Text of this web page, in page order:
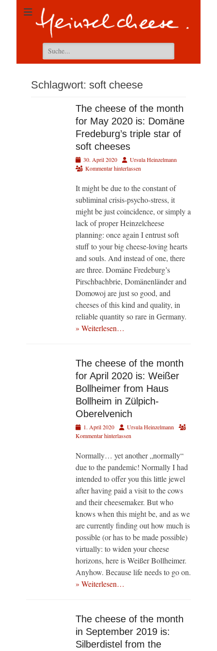
Suchen
nach:
Schlagwort: soft cheese
The cheese of the month
for May 2020 is: Domäne
Fredeburg’s triple star of
soft cheeses
Veröffentlicht
am
30. April 2020 AutorUrsula Heinzelmann
Kommentar hinterlassen
It might be due to the constant of
subliminal crisis-psycho-stress, it
might be just coincidence, or simply a
lack of proper Heinzelcheese
planning: once again I entrust soft
stuff to your big cheese-loving hearts
and souls. And instead of one, there
are three. Domäne Fredeburg’s
Pirschbachbrie, Domänenländer and
Domowoj are just so good, and
cheeses of this kind and quality, in
reliable quantity so rare in Germany.
» Weiterlesen…
The cheese of the month
for April 2020 is: Weißer
Bollheimer from Haus
Bollheim in Zülpich-
Oberelvenich
Veröffentlicht
am
1. April 2020 AutorUrsula Heinzelmann
Kommentar hinterlassen
Normally… yet another „normally“
due to the pandemic! Normally I had
intended to offer you this little jewel
after having paid a visit to the cows
and their cheesemaker. But who
knows when this might be, and as we
are currently finding out how much is
possible (or has to be made possible)
virtually: to widen your cheese
horizons, here is Weißer Bollheimer.
Anyhow. Because life needs to go on.
» Weiterlesen…
The cheese of the month
in September 2019 is:
Silberdistel from the